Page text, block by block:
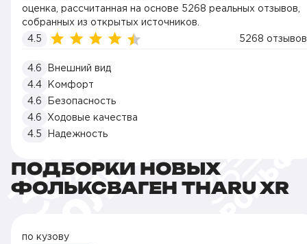
оценка, рассчитанная на основе 5268 реальных отзывов,
собранных из открытых источников.
4.5
5268 отзывов
4.6
Внешний вид
4.4
Комфорт
4.6
Безопасность
4.6
Ходовые качества
4.5
Надежность
ПОДБОРКИ НОВЫХ
ФОЛЬКСВАГЕН THARU XR
по кузову